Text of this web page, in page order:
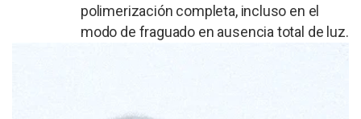
polimerización completa, incluso en el
modo de fraguado en ausencia total de luz.